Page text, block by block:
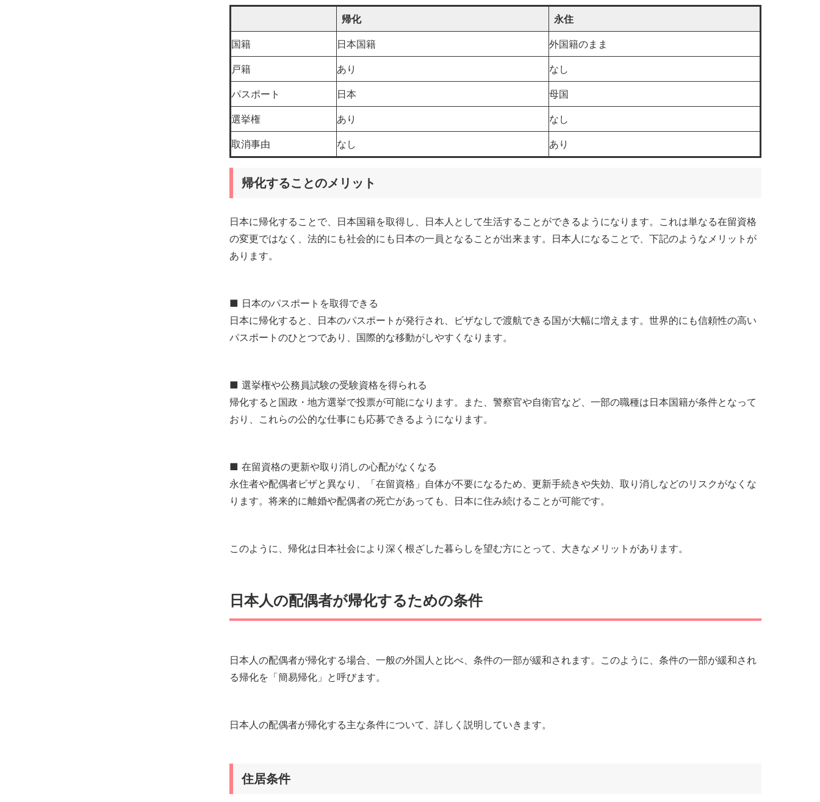
帰化 永住
国籍 日本国籍 外国籍のまま
戸籍 あり なし
パスポート 日本 母国
選挙権 あり なし
取消事由 なし あり
帰化することのメリット
日本に帰化することで、日本国籍を取得し、日本人として生活することができるようになります。これは単なる在留資格
の変更ではなく、法的にも社会的にも日本の一員となることが出来ます。日本人になることで、下記のようなメリットが
あります。
■ 日本のパスポートを取得できる
日本に帰化すると、日本のパスポートが発行され、ビザなしで渡航できる国が大幅に増えます。世界的にも信頼性の高い
パスポートのひとつであり、国際的な移動がしやすくなります。
■ 選挙権や公務員試験の受験資格を得られる
帰化すると国政・地方選挙で投票が可能になります。また、警察官や自衛官など、一部の職種は日本国籍が条件となって
おり、これらの公的な仕事にも応募できるようになります。
■ 在留資格の更新や取り消しの心配がなくなる
永住者や配偶者ビザと異なり、「在留資格」自体が不要になるため、更新手続きや失効、取り消しなどのリスクがなくな
ります。将来的に離婚や配偶者の死亡があっても、日本に住み続けることが可能です。
このように、帰化は日本社会により深く根ざした暮らしを望む方にとって、大きなメリットがあります。
日本人の配偶者が帰化するための条件
日本人の配偶者が帰化する場合、一般の外国人と比べ、条件の一部が緩和されます。このように、条件の一部が緩和され
る帰化を「簡易帰化」と呼びます。
日本人の配偶者が帰化する主な条件について、詳しく説明していきます。
住居条件